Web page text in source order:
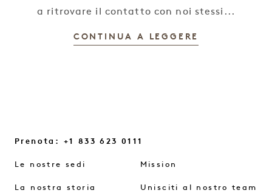
a ritrovare il contatto con noi stessi...
CONTINUA A LEGGERE
Prenota: +1 833 623 0111
Le nostre sedi
La nostra storia
Mission
Unisciti al nostro team